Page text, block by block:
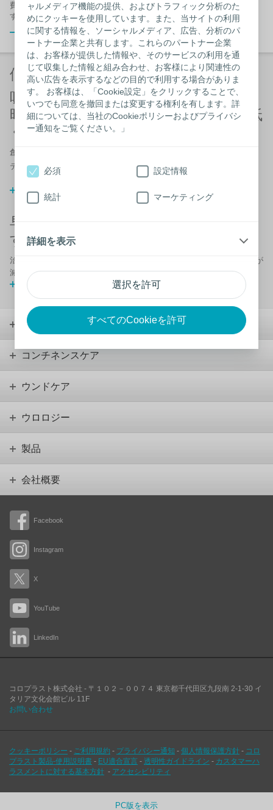
ャルメディア機能の提供、およびトラフィック分析のた
めにクッキーを使用しています。また、当サイトの利用
に関する情報を、ソーシャルメディア、広告、分析のパ
ートナー企業と共有します。これらのパートナー企業
は、お客様が提供した情報や、そのサービスの利用を通
じて収集した情報と組み合わせ、お客様により関連性の
高い広告を表示するなどの目的で利用する場合がありま
す。 お客様は、「Cookie設定」をクリックすることで、
いつでも同意を撤回または変更する権利を有します。詳
細については、当社のCookieポリシーおよびプライバシ
ー通知をご覧ください。」
選択を許可
すべてのCookieを許可
必須 設定情報
統計 マーケティング
詳細を表示
費用全体を抑えながら、患者さんの生活の質の改善を目指していま
す。
閉じる
価値の創造
吸収性に優れたドレッシング材は長
時間使用できるため、全体の費用を低
く抑えることができます。
創傷の治癒を促進するには、優れた吸収力が極めて重要です。 バイア
テン
®は吸収力に優れ、多くの滲出液を吸収することができます。
（1,2）
参考文献
早く治癒すれば医療費も削減されま
す 。
治癒までの時間が短縮されれば、ドレッシング材などの消耗品の使用が
減り、看護に費やす時間も少なくなります。
詳細はこちら
Facebook
Instagram
X
YouTube
LinkedIn
ストーマケア
コンチネンスケア
ウンドケア
ウロロジー
製品
会社概要
コロプラスト株式会社 - 〒１０２－００７４ 東京都千代田区九段南 2-1-30 イ
タリア文化会館ビル 11F
お問い合わせ
クッキーポリシー - ご利用規約 - プライバシー通知 - 個人情報保護方針 - コロ
プラスト製品-使用説明書 - EU適合宣言 - 透明性ガイドライン - カスタマーハ
ラスメントに対する基本方針 - アクセシビリティ
PC版を表示